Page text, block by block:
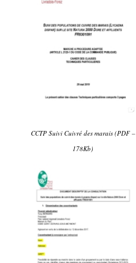
CCTP Suivi Cuivré des marais (PDF –
178Kb)